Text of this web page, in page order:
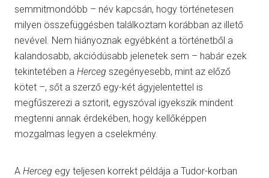
semmitmondóbb – név kapcsán, hogy történetesen
milyen összefüggésben találkoztam korábban az illető
nevével. Nem hiányoznak egyébként a történetből a
kalandosabb, akciódúsabb jelenetek sem – habár ezek
tekintetében a Herceg szegényesebb, mint az előző
kötet –, sőt a szerző egy-két ágyjelentettel is
megfűszerezi a sztorit, egyszóval igyekszik mindent
megtenni annak érdekében, hogy kellőképpen
mozgalmas legyen a cselekmény.
A Herceg egy teljesen korrekt példája a Tudor-korban